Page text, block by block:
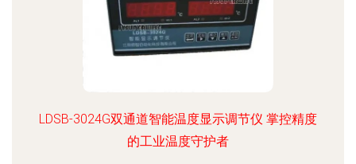
LDSB-3024G双通道智能温度显示调节仪 掌控精度
的工业温度守护者